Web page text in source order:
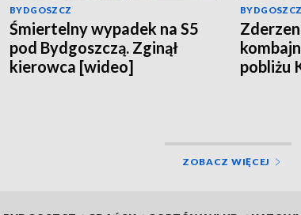
BYDGOSZCZ
Śmiertelny wypadek na S5
pod Bydgoszczą. Zginął
kierowca [wideo]
BYDGOSZCZ
pobliżu
ZOBACZ WIĘCEJ